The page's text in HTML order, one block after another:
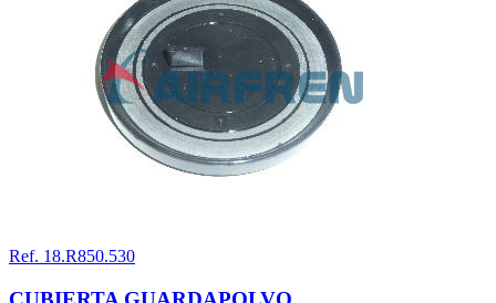
Ref. 18.R850.530